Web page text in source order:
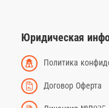
Юридическая
Политика
Договор Оферта